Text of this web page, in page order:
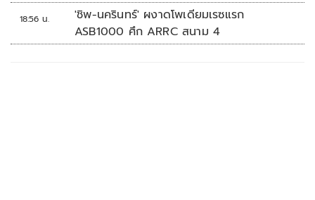
18:56 น.
'ชิพ-นครินทร์' ผงาดโพเดียมเรซแรก
ASB1000 ศึก ARRC สนาม 4